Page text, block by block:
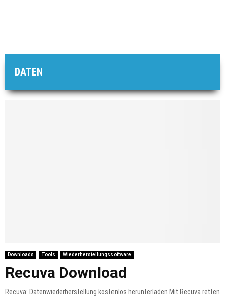
DATEN
Downloads Tools Wiederherstellungssoftware
Recuva Download
Recuva: Datenwiederherstellung kostenlos herunterladen Mit Recuva retten